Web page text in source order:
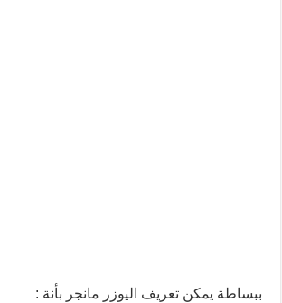
ببساطة يمكن تعريف اليوزر مانجر بأنة :